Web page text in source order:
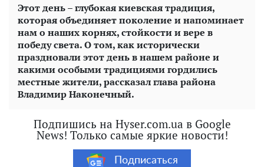
Этот день – глубокая киевская традиция,
которая объединяет поколение и напоминает
нам о наших корнях, стойкости и вере в
победу света. О том, как исторически
праздновали этот день в нашем районе и
какими особыми традициями гордились
местные жители, рассказал глава района
Владимир Наконечный.
Подпишись на Hyser.com.ua в Google
News! Только самые яркие новости!
Подписаться